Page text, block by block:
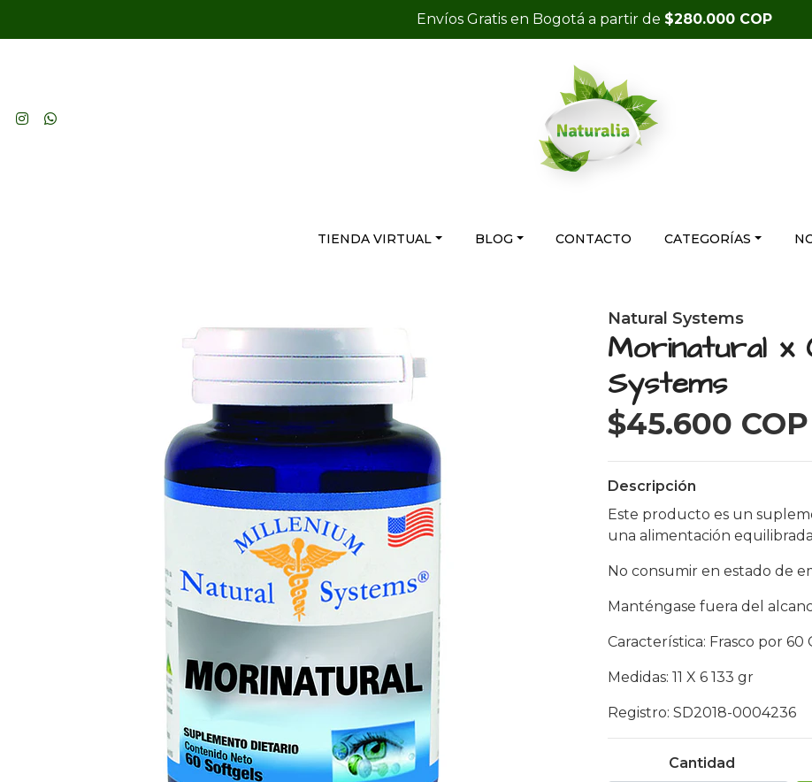
Envíos Gratis en Bogotá a partir de $280.000 COP
TIENDA VIRTUAL BLOG CONTACTO CATEGORÍAS
Natural Systems
Morinatural x
Systems
$45.600 COP
Descripción
Este producto es un
una alimentación
No consumir en estado de
Manténgase fuera del
Característica: Frasco por 60
Medidas: 11 X 6 133 gr
Registro: SD2018-0004236
Cantidad